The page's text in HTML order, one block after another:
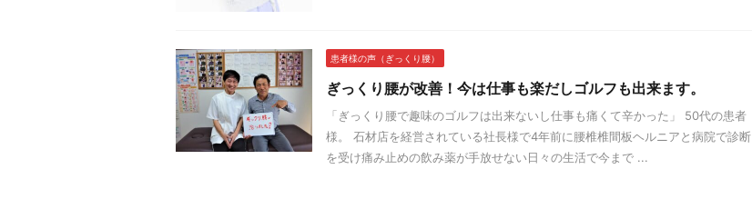
患者様の声（ぎっくり腰）
ぎっくり腰が改善！今は仕事も楽だしゴルフも出来ます。
「ぎっくり腰で趣味のゴルフは出来ないし仕事も痛くて辛かった」 50代の患者
様。 石材店を経営されている社長様で4年前に腰椎椎間板ヘルニアと病院で診断
を受け痛み止めの飲み薬が手放せない日々の生活で今まで ...